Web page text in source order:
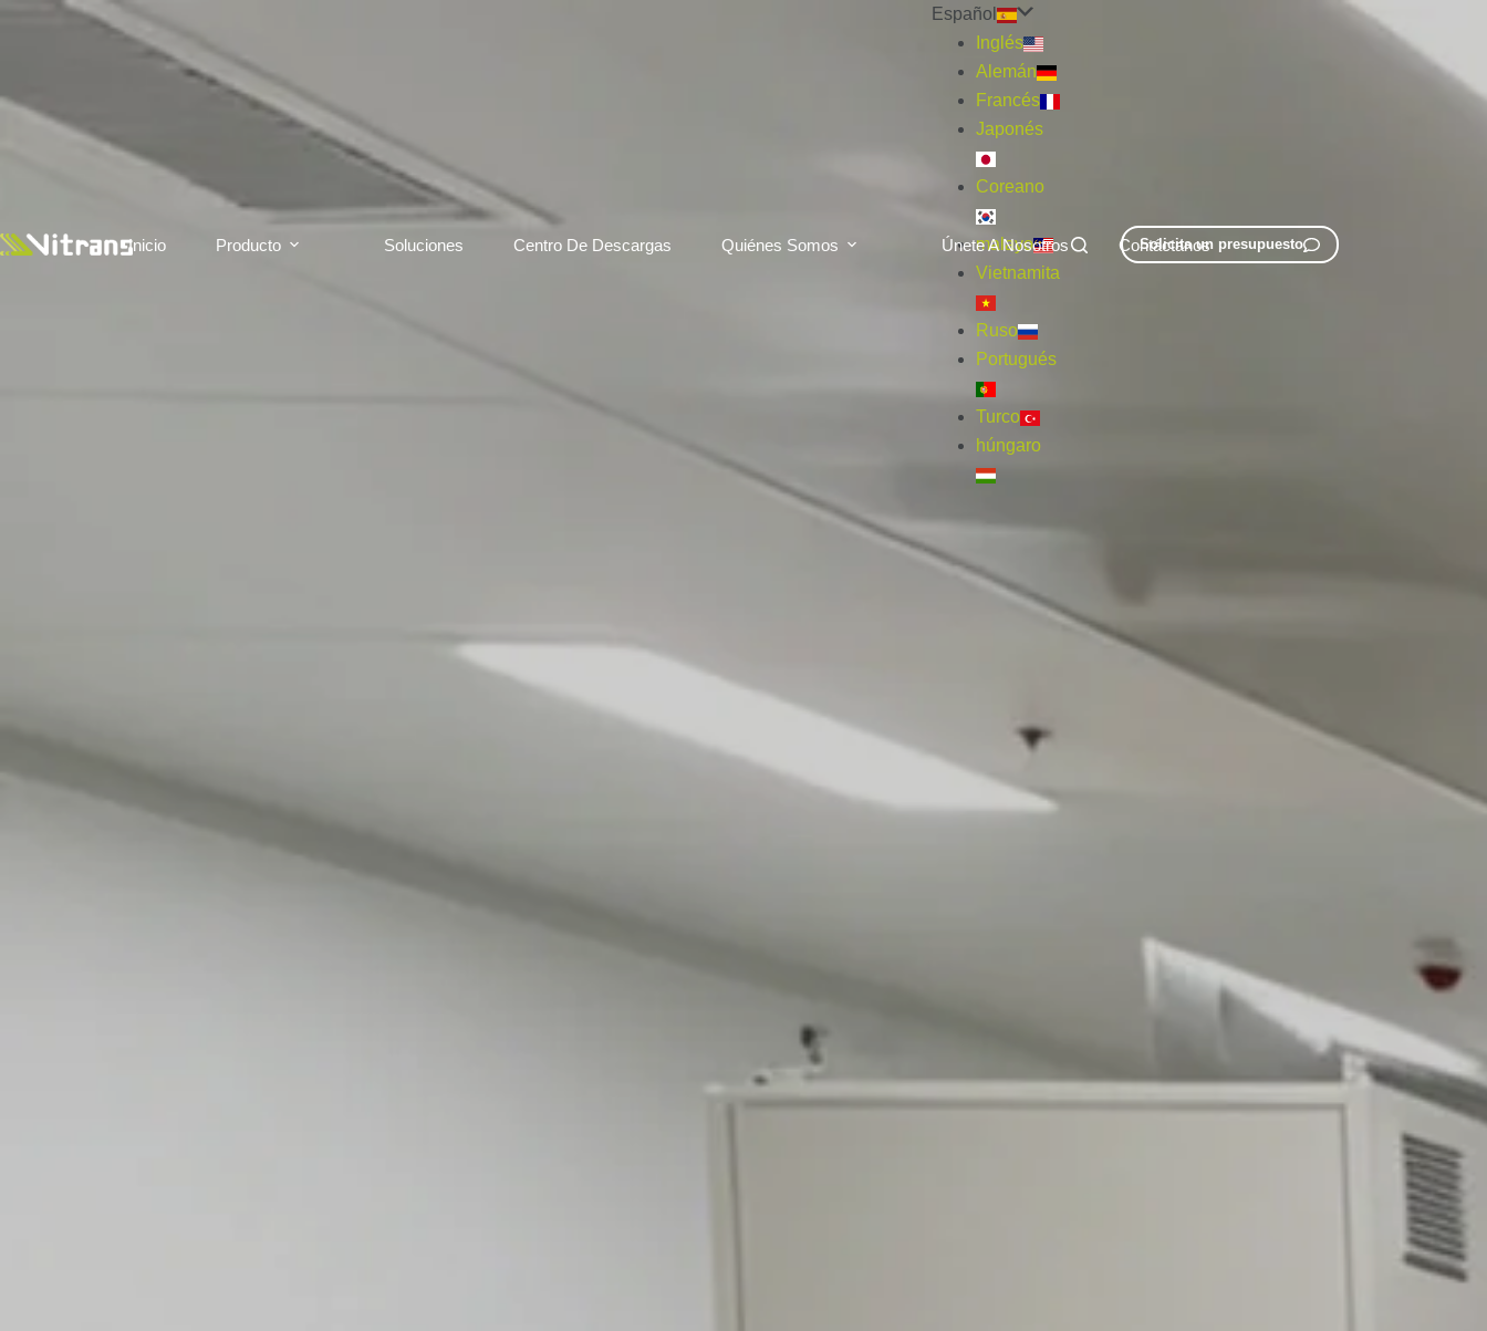
Inicio Producto Soluciones Centro De Descargas Quiénes Somos Únete A Nosotros Contáctanos
Español
Inglés
Alemán
Francés
Japonés
Coreano
malayo
Vietnamita
Ruso
Portugués
Turco
húngaro
Solicita un presupuesto